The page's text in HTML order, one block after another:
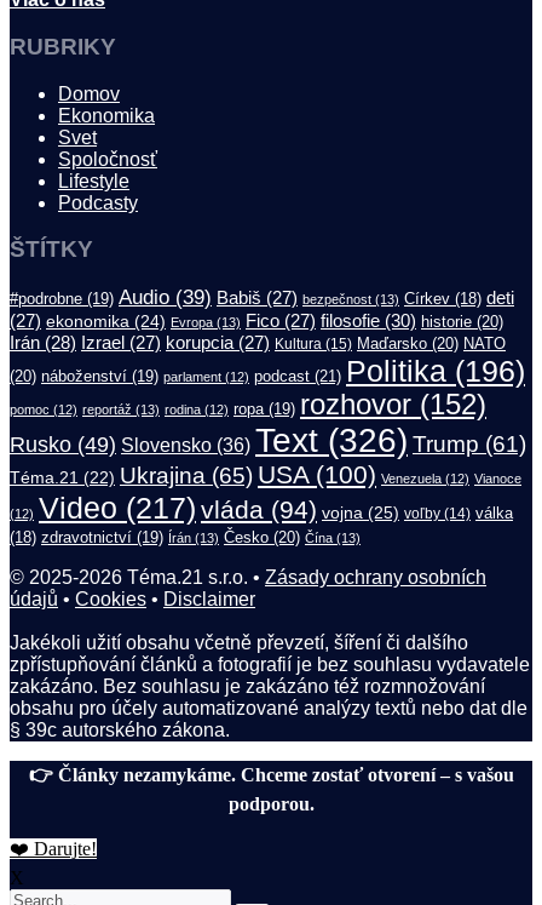
RUBRIKY
Domov
Ekonomika
Svet
Spoločnosť
Lifestyle
Podcasty
ŠTÍTKY
#podrobne (19) Audio (39) Babiš (27) bezpečnost (13) Církev (18) deti
(27) ekonomika (24) Evropa (13) Fico (27) filosofie (30) historie (20)
Irán (28) Izrael (27) korupcia (27) Kultura (15) Maďarsko (20) NATO
(20) náboženství (19) parlament (12) podcast (21) Politika (196)
pomoc (12) reportáž (13) rodina (12) ropa(19) rozhovor (152)
Rusko (49) Slovensko (36) Text (326) Trump (61)
Téma.21 (22) Ukrajina (65) USA(100) Venezuela (12) Vianoce
(12) Video (217) vláda (94) vojna (25) voľby (14) válka
(18) zdravotnictví (19) Írán (13) Česko (20) Čína (13)
© 2025-2026 Téma.21 s.r.o. • Zásady ochrany osobních
údajů • Cookies • Disclaimer
Jakékoli užití obsahu včetně převzetí, šíření či dalšího
zpřístupňování článků a fotografií je bez souhlasu vydavatele
zakázáno. Bez souhlasu je zakázáno též rozmnožování
obsahu pro účely automatizované analýzy textů nebo dat dle
§ 39c autorského zákona.
👉 Články nezamykáme. Chceme zostať otvorení – s vašou
podporou.
❤️ Darujte!
X